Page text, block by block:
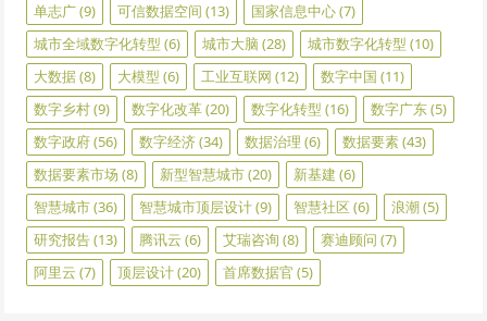
单志广(9) 可信数据空间 (13) 国家信息中心(7)
城市全域数字化转型 (6) 城市大脑 (28) 城市数字化转型 (10)
大数据(8) 大模型 (6) 工业互联网 (12) 数字中国 (11)
数字乡村(9) 数字化改革(20) 数字化转型 (16) 数字广东(5)
数字政府(56) 数字经济(34) 数据治理 (6) 数据要素(43)
数据要素市场 (8) 新型智慧城市(20) 新基建 (6)
智慧城市(36) 智慧城市顶层设计(9) 智慧社区 (6) 浪潮(5)
研究报告(13) 腾讯云 (6) 艾瑞咨询 (8) 赛迪顾问 (7)
阿里云 (7) 顶层设计(20) 首席数据官 (5)